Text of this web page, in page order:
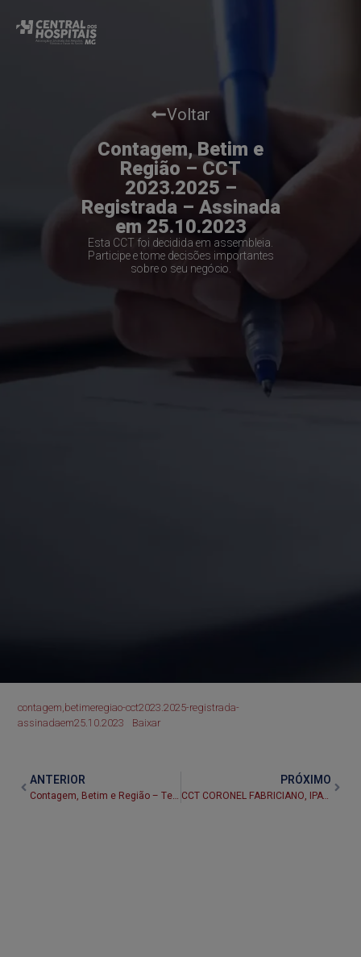
Voltar
Contagem, Betim e
Região – CCT
2023.2025 –
Registrada – Assinada
em 25.10.2023
Esta CCT foi decidida em assembleia.
Participe e tome decisões importantes
sobre o seu negócio.
contagem,betimeregiao-cct2023.2025-registrada-
assinadaem25.10.2023
Baixar
ANTERIOR
Contagem, Betim e Região – Termo aditivo Piso
PRÓXIMO
CCT CORONEL FABRICIANO, IPATINGA E TIMÓTEO 2012-2013